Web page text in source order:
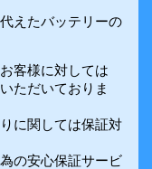
えたバッテリーの
客様に対しては
ただいておりま
に関しては保証対
の安心保証サービ